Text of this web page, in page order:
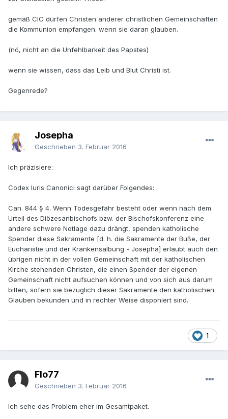
gemäß CIC dürfen Christen anderer christlichen Gemeinschaften
die Kommunion empfangen. wenn sie daran glauben.
(nö, nicht an die Unfehlbarkeit des Papstes)
wenn sie wissen, dass das Leib und Blut Christi ist.
Gegenrede?
Josepha
Geschrieben 3. Februar 2016
Ich präzisiere:
Codex Iuris Canonici sagt darüber Folgendes:
Can. 844 § 4. Wenn Todesgefahr besteht oder wenn nach dem
Urteil des Diözesanbischofs bzw. der Bischofskonferenz eine
andere schwere Notlage dazu drängt, spenden katholische
Spender diese Sakramente [d. h. die Sakramente der Buße, der
Eucharistie und der Krankensalbung - Josepha] erlaubt auch den
übrigen nicht in der vollen Gemeinschaft mit der katholischen
Kirche stehenden Christen, die einen Spender der eigenen
Gemeinschaft nicht aufsuchen können und von sich aus darum
bitten, sofern sie bezüglich dieser Sakramente den katholischen
Glauben bekunden und in rechter Weise disponiert sind.
1
Flo77
Geschrieben 3. Februar 2016
Ich sehe das Problem eher im Gesamtpaket.